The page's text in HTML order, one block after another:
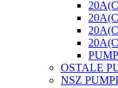
OSTALE
NSZ